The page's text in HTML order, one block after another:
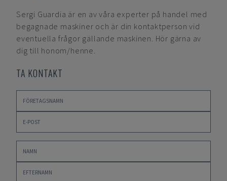
Sergi Guardia är en av våra experter på handel med
begagnade maskiner och är din kontaktperson vid
eventuella frågor gällande maskinen. Hör gärna av
dig till honom/henne.
TA KONTAKT